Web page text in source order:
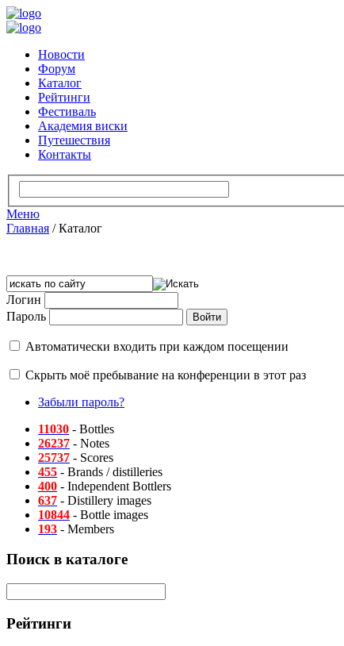
Новости
Форум
Каталог
Рейтинги
Фестиваль
Академия виски
Путешествия
Контакты
Меню
Главная /Каталог
Логин
Пароль
Автоматически входить при каждом посещении
Скрыть моё пребывание на конференции в этот раз
Забыли пароль?
11030 - Bottles
26237 - Notes
25737 - Scores
455 - Brands / distilleries
400 - Independent Bottlers
637 - Distillery images
10844 - Bottle images
193 - Members
Поиск в каталоге
Рейтинги